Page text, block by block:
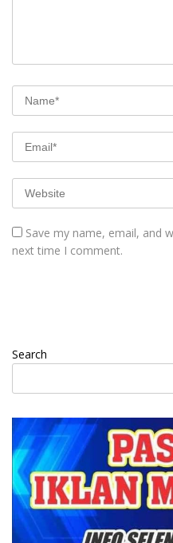
Save my name, email, and
next time I comment.
Search